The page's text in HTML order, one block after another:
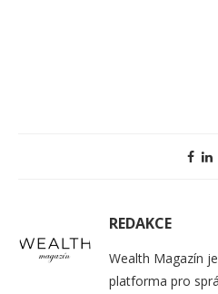
REDAKCE
Wealth Magazín
platforma pro